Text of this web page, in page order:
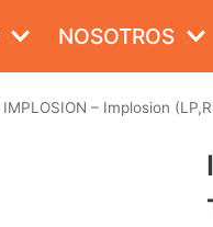
NOSOTROS
IMPLOSION – Implosion